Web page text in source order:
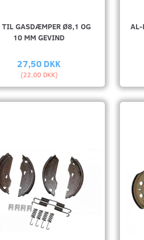
TIL GASDÆMPER Ø8,1 OG
10 MM GEVIND
27,50 DKK
(22,00 DKK)
AL-